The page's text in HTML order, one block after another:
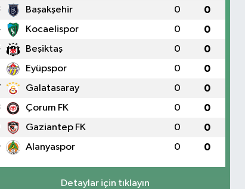
Başakşehir 0 0
Kocaelispor 0 0
Beşiktaş 0 0
Eyüpspor 0 0
Galatasaray 0 0
Çorum FK 0 0
Gaziantep FK 0 0
Alanyaspor 0 0
Detaylar için tıklayın